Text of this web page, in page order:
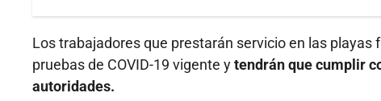
Los trabajadores que prestarán servicio en las
pruebas de COVID-19 vigente ytendrán que cumplir
autoridades.